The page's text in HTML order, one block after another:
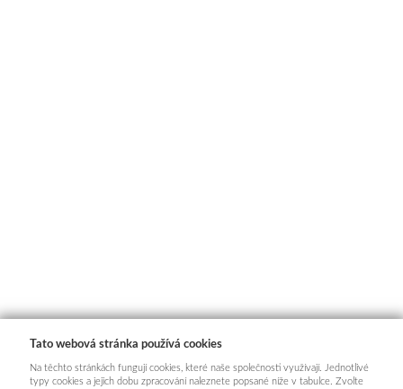
Tato webová stránka používá cookies
Na těchto stránkách fungují cookies, které naše společnosti využívají. Jednotlivé
typy cookies a jejich dobu zpracování naleznete popsané níže v tabulce. Zvolte